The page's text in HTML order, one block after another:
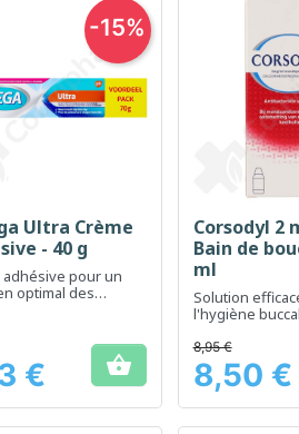
Aperçu rapide
Ultra Crème
- 40 g
adhésive pour un
optimal des
€ 
-15%

Corsodyl 2
Bain de
ml
Solution
l'hygiène
gingivales
Prix
8,95 €
8,50 €